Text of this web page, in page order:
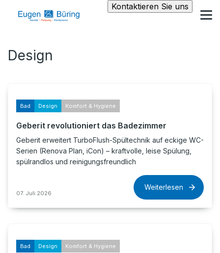
Kontaktieren Sie uns
Design
Bad Design Komfort & Hygiene
Geberit revolutioniert das Badezimmer
Geberit erweitert TurboFlush-Spültechnik auf eckige WC-
Serien (Renova Plan, iCon) – kraftvolle, leise Spülung,
spülrandlos und reinigungsfreundlich
07. Juli 2026
Weiterlesen
Bad Design Komfort & Hygiene